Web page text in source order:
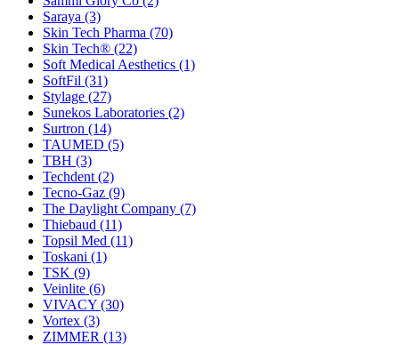
Saraya (3)
Skin Tech Pharma (70)
Skin Tech® (22)
Soft Medical Aesthetics (1)
SoftFil (31)
Stylage (27)
Sunekos Laboratories (2)
Surtron (14)
TAUMED (5)
TBH (3)
Techdent (2)
Tecno-Gaz (9)
The Daylight Company (7)
Thiebaud (11)
Topsil Med (11)
Toskani (1)
TSK (9)
Veinlite (6)
VIVACY (30)
Vortex (3)
ZIMMER (13)